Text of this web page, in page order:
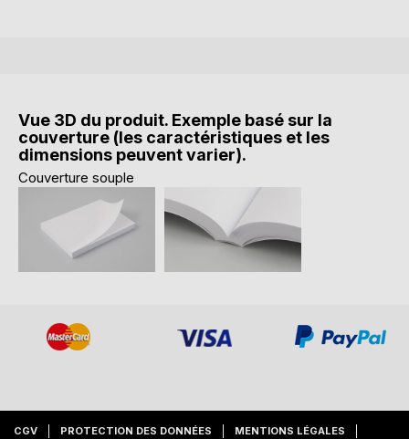
Vue 3D du produit. Exemple basé sur la
couverture (les caractéristiques et les
dimensions peuvent varier).
Couverture souple
CGV PROTECTION DES DONNÉES MENTIONS LÉGALES